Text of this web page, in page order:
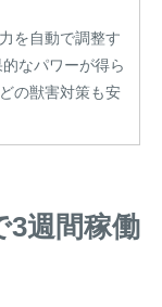
を自動で調整す
なパワーが得ら
の獣害対策も安
3週間稼働